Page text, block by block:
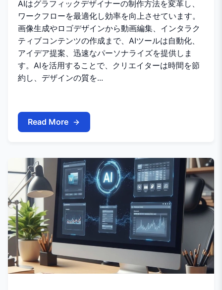
AIはグラフィックデザイナーの制作方法を変革し、
ワークフローを最適化し効率を向上させています。
画像生成やロゴデザインから動画編集、インタラク
ティブコンテンツの作成まで、AIツールは自動化、
アイデア提案、迅速なパーソナライズを提供しま
す。AIを活用することで、クリエイターは時間を節
約し、デザインの質を...
Read More